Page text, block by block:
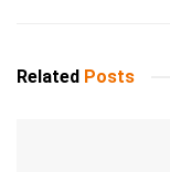
Related Posts